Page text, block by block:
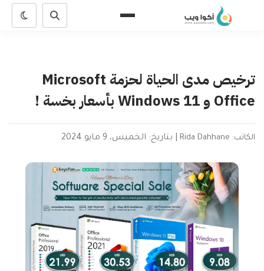
ترخيص مدى الحياة لحزمة Microsoft
Office و Windows 11 بأسعار بخسة !
الكاتب: Rida Dahhane بتاريخ: الخميس، 9 مايو 2024